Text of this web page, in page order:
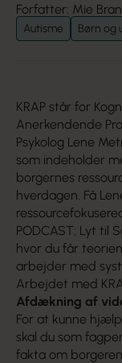
Forfatter: Mie
Autisme Børn og
KRAP står for
Anerkendende
Psykolog Lene
som indeholder
borgernes
hverdagen. Få
PODCAST: Lyt til
hvor du får
arbejder med
Arbejdet med
Afdækning af
For at kunne
skal du som
fakta om